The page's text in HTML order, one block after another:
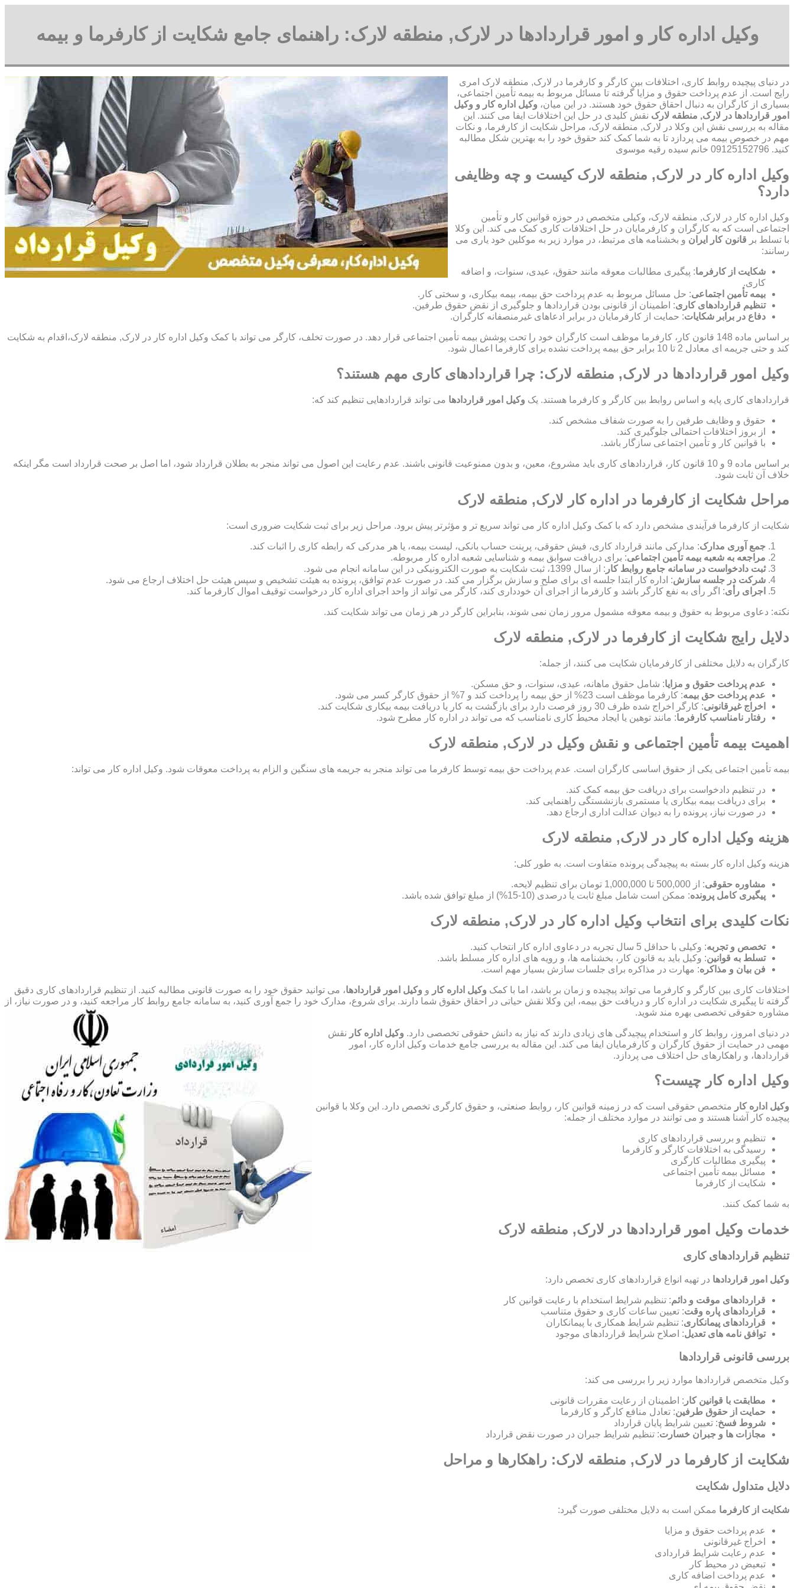
وکیل اداره کار و امور قراردادها در لارک, منطقه لارک: راهنمای جامع شکایت از کارفرما و بیمه
در دنیای پیچیده روابط کاری، اختلافات بین کارگر و کارفرما در لارک, منطقه لارک امری
رایج است. از عدم پرداخت حقوق و مزایا گرفته تا مسائل مربوط به بیمه تأمین اجتماعی،
بسیاری از کارگران به دنبال احقاق حقوق خود هستند. در این میان، وکیل اداره کار و وکیل
امور قراردادها در لارک, منطقه لارک نقش کلیدی در حل این اختلافات ایفا می کنند. این
مقاله به بررسی نقش این وکلا در لارک, منطقه لارک، مراحل شکایت از کارفرما، و نکات
مهم در خصوص بیمه می پردازد تا به شما کمک کند حقوق خود را به بهترین شکل مطالبه
کنید. 09125152796 خانم سیده رقیه موسوی
وکیل اداره کار در لارک, منطقه لارک کیست و چه وظایفی
دارد؟
وکیل اداره کار در لارک, منطقه لارک، وکیلی متخصص در حوزه قوانین کار و تأمین
اجتماعی است که به کارگران و کارفرمایان در حل اختلافات کاری کمک می کند. این وکلا
با تسلط بر قانون کار ایران و بخشنامه های مرتبط، در موارد زیر به موکلین خود یاری می
رسانند:
شکایت از کارفرما: پیگیری مطالبات معوقه مانند حقوق، عیدی، سنوات، و اضافه
کاری.
بیمه تأمین اجتماعی: حل مسائل مربوط به عدم پرداخت حق بیمه، بیمه بیکاری، و سختی کار.
تنظیم قراردادهای کاری: اطمینان از قانونی بودن قراردادها و جلوگیری از نقض حقوق طرفین.
دفاع در برابر شکایات: حمایت از کارفرمایان در برابر ادعاهای غیرمنصفانه کارگران.
بر اساس ماده 148 قانون کار، کارفرما موظف است کارگران خود را تحت پوشش بیمه تأمین اجتماعی قرار دهد. در صورت تخلف، کارگر می تواند با کمک وکیل اداره کار در لارک, منطقه لارک،اقدام به شکایت
کند و حتی جریمه ای معادل 2 تا 10 برابر حق بیمه پرداخت نشده برای کارفرما اعمال شود.
وکیل امور قراردادها در لارک, منطقه لارک: چرا قراردادهای کاری مهم هستند؟
قراردادهای کاری پایه و اساس روابط بین کارگر و کارفرما هستند. یک وکیل امور قراردادها می تواند قراردادهایی تنظیم کند که:
حقوق و وظایف طرفین را به صورت شفاف مشخص کند.
از بروز اختلافات احتمالی جلوگیری کند.
با قوانین کار و تأمین اجتماعی سازگار باشد.
بر اساس ماده 9 و 10 قانون کار، قراردادهای کاری باید مشروع، معین، و بدون ممنوعیت قانونی باشند. عدم رعایت این اصول می تواند منجر به بطلان قرارداد شود، اما اصل بر صحت قرارداد است مگر اینکه
خلاف آن ثابت شود.
مراحل شکایت از کارفرما در اداره کار لارک, منطقه لارک
شکایت از کارفرما فرآیندی مشخص دارد که با کمک وکیل اداره کار می تواند سریع تر و مؤثرتر پیش برود. مراحل زیر برای ثبت شکایت ضروری است:
جمع آوری مدارک: مدارکی مانند قرارداد کاری، فیش حقوقی، پرینت حساب بانکی، لیست بیمه، یا هر مدرکی که رابطه کاری را اثبات کند.
مراجعه به شعبه بیمه تأمین اجتماعی: برای دریافت سوابق بیمه و شناسایی شعبه اداره کار مربوطه.
ثبت دادخواست در سامانه جامع روابط کار : از سال 1399، ثبت شکایت به صورت الکترونیکی در این سامانه انجام می شود.
شرکت در جلسه سازش: اداره کار ابتدا جلسه ای برای صلح و سازش برگزار می کند. در صورت عدم توافق، پرونده به هیئت تشخیص و سپس هیئت حل اختلاف ارجاع می شود.
اجرای رأی: اگر رأی به نفع کارگر باشد و کارفرما از اجرای آن خودداری کند، کارگر می تواند از واحد اجرای اداره کار درخواست توقیف اموال کارفرما کند.
نکته: دعاوی مربوط به حقوق و بیمه معوقه مشمول مرور زمان نمی شوند، بنابراین کارگر در هر زمان می تواند شکایت کند.
دلایل رایج شکایت از کارفرما در لارک, منطقه لارک
کارگران به دلایل مختلفی از کارفرمایان شکایت می کنند، از جمله:
عدم پرداخت حقوق و مزایا: شامل حقوق ماهانه، عیدی، سنوات، و حق مسکن.
عدم پرداخت حق بیمه: کارفرما موظف است 23% از حق بیمه را پرداخت کند و 7% از حقوق کارگر کسر می شود.
اخراج غیرقانونی: کارگر اخراج شده ظرف 30 روز فرصت دارد برای بازگشت به کار یا دریافت بیمه بیکاری شکایت کند.
رفتار نامناسب کارفرما: مانند توهین یا ایجاد محیط کاری نامناسب که می تواند در اداره کار مطرح شود.
اهمیت بیمه تأمین اجتماعی و نقش وکیل در لارک, منطقه لارک
بیمه تأمین اجتماعی یکی از حقوق اساسی کارگران است. عدم پرداخت حق بیمه توسط کارفرما می تواند منجر به جریمه های سنگین و الزام به پرداخت معوقات شود. وکیل اداره کار می تواند:
در تنظیم دادخواست برای دریافت حق بیمه کمک کند.
برای دریافت بیمه بیکاری یا مستمری بازنشستگی راهنمایی کند.
در صورت نیاز، پرونده را به دیوان عدالت اداری ارجاع دهد.
هزینه وکیل اداره کار در لارک, منطقه لارک
هزینه وکیل اداره کار بسته به پیچیدگی پرونده متفاوت است. به طور کلی:
مشاوره حقوقی: از 500,000 تا 1,000,000 تومان برای تنظیم لایحه.
پیگیری کامل پرونده: ممکن است شامل مبلغ ثابت یا درصدی (10-15%) از مبلغ توافق شده باشد.
نکات کلیدی برای انتخاب وکیل اداره کار در لارک, منطقه لارک
تخصص و تجربه: وکیلی با حداقل 5 سال تجربه در دعاوی اداره کار انتخاب کنید.
تسلط به قوانین: وکیل باید به قانون کار، بخشنامه ها، و رویه های اداره کار مسلط باشد.
فن بیان و مذاکره: مهارت در مذاکره برای جلسات سازش بسیار مهم است.
اختلافات کاری بین کارگر و کارفرما می تواند پیچیده و زمان بر باشد، اما با کمک وکیل اداره کار و وکیل امور قراردادها، می توانید حقوق خود را به صورت قانونی مطالبه کنید. از تنظیم قراردادهای کاری دقیق
گرفته تا پیگیری شکایت در اداره کار و دریافت حق بیمه، این وکلا نقش حیاتی در احقاق حقوق شما دارند. برای شروع، مدارک خود را جمع آوری کنید، به سامانه جامع روابط کار مراجعه کنید، و در صورت نیاز، از
مشاوره حقوقی تخصصی بهره مند شوید.
در دنیای امروز، روابط کار و استخدام پیچیدگی های زیادی دارند که نیاز به دانش حقوقی تخصصی دارد. وکیل اداره کار نقش
مهمی در حمایت از حقوق کارگران و کارفرمایان ایفا می کند. این مقاله به بررسی جامع خدمات وکیل اداره کار، امور
قراردادها، و راهکارهای حل اختلاف می پردازد.
وکیل اداره کار چیست؟
وکیل اداره کار متخصص حقوقی است که در زمینه قوانین کار، روابط صنعتی، و حقوق کارگری تخصص دارد. این وکلا با قوانین
پیچیده کار آشنا هستند و می توانند در موارد مختلف از جمله:
تنظیم و بررسی قراردادهای کاری
رسیدگی به اختلافات کارگر و کارفرما
پیگیری مطالبات کارگری
مسائل بیمه تأمین اجتماعی
شکایت از کارفرما
به شما کمک کنند.
خدمات وکیل امور قراردادها در لارک, منطقه لارک
تنظیم قراردادهای کاری
وکیل امور قراردادها در تهیه انواع قراردادهای کاری تخصص دارد:
قراردادهای موقت و دائم: تنظیم شرایط استخدام با رعایت قوانین کار
قراردادهای پاره وقت: تعیین ساعات کاری و حقوق متناسب
قراردادهای پیمانکاری: تنظیم شرایط همکاری با پیمانکاران
توافق نامه های تعدیل: اصلاح شرایط قراردادهای موجود
بررسی قانونی قراردادها
وکیل متخصص قراردادها موارد زیر را بررسی می کند:
مطابقت با قوانین کار : اطمینان از رعایت مقررات قانونی
حمایت از حقوق طرفین: تعادل منافع کارگر و کارفرما
شروط فسخ: تعیین شرایط پایان قرارداد
مجازات ها و جبران خسارت: تنظیم شرایط جبران در صورت نقض قرارداد
شکایت از کارفرما در لارک, منطقه لارک: راهکارها و مراحل
دلایل متداول شکایت
شکایت از کارفرما ممکن است به دلایل مختلفی صورت گیرد:
عدم پرداخت حقوق و مزایا
اخراج غیرقانونی
عدم رعایت شرایط قراردادی
تبعیض در محیط کار
عدم پرداخت اضافه کاری